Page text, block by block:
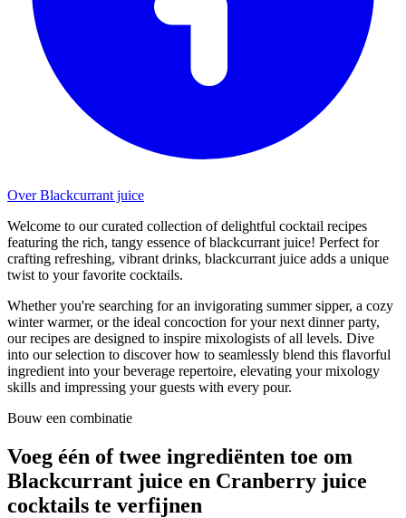
Over Blackcurrant juice
Welcome to our curated collection of delightful cocktail recipes
featuring the rich, tangy essence of blackcurrant juice! Perfect for
crafting refreshing, vibrant drinks, blackcurrant juice adds a unique
twist to your favorite cocktails.
Whether you're searching for an invigorating summer sipper, a cozy
winter warmer, or the ideal concoction for your next dinner party,
our recipes are designed to inspire mixologists of all levels. Dive
into our selection to discover how to seamlessly blend this flavorful
ingredient into your beverage repertoire, elevating your mixology
skills and impressing your guests with every pour.
Bouw een combinatie
Voeg één of twee ingrediënten toe om
Blackcurrant juice en Cranberry juice
cocktails te verfijnen